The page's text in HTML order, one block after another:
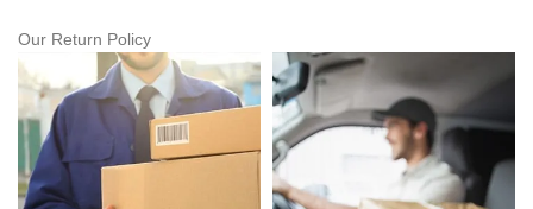
Our Return Policy